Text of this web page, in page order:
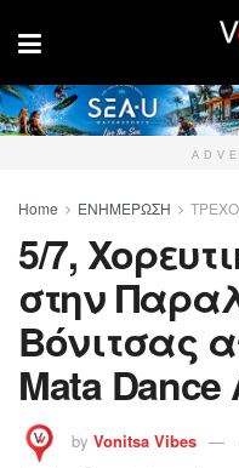
Home ΕΝΗΜΕΡΩΣΗ
5/7,
στην
Βόνιτσας
Mata Dance
by Vonitsa Vibes